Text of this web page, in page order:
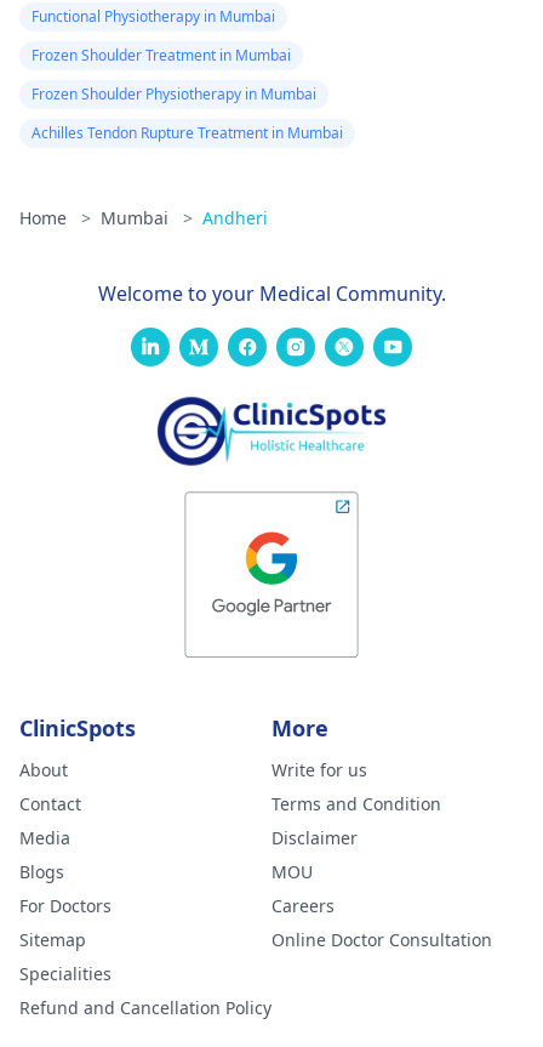
Functional Physiotherapy in Mumbai
Frozen Shoulder Treatment in Mumbai
Frozen Shoulder Physiotherapy in Mumbai
Achilles Tendon Rupture Treatment in Mumbai
Home > Mumbai > Andheri
Welcome to your Medical Community.
ClinicSpots
About
Contact
Media
Blogs
For Doctors
Sitemap
Specialities
Refund and Cancellation Policy
More
Write for us
Terms and Condition
Disclaimer
MOU
Careers
Online Doctor Consultation